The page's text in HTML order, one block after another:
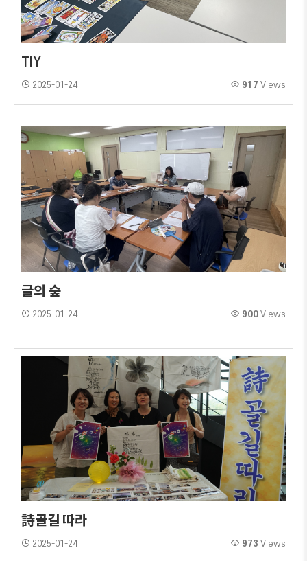
TIY
2025-01-24 917 Views
글의 숲
2025-01-24 900 Views
詩골길 따라
2025-01-24 973 Views